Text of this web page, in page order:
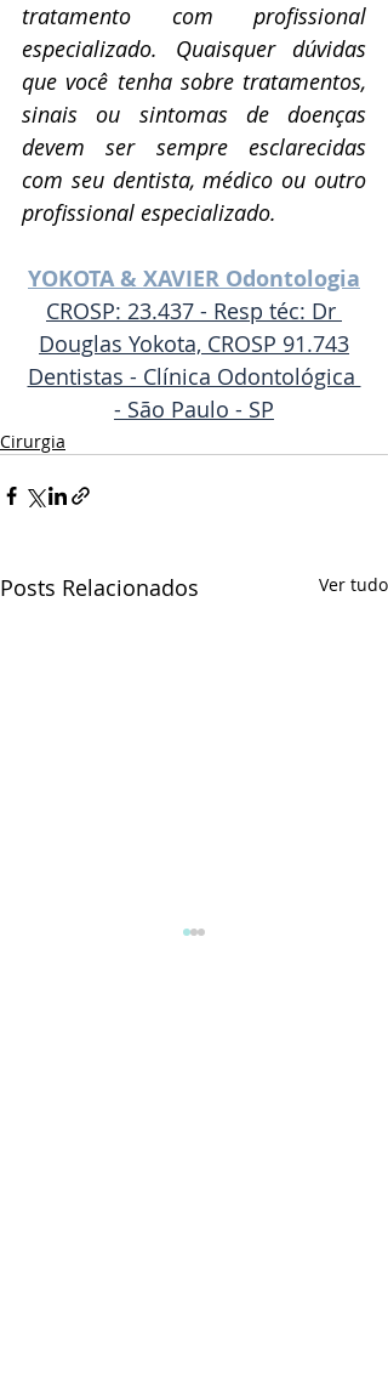
tratamento com profissional
especializado. Quaisquer dúvidas
que você tenha sobre tratamentos,
sinais ou sintomas de doenças
devem ser sempre esclarecidas
com seu dentista, médico ou outro
profissional especializado.
YOKOTA & XAVIER Odontologia
CROSP: 23.437 - Resp téc: Dr
Douglas Yokota, CROSP 91.743
Dentistas - Clínica Odontológica
- São Paulo - SP
Cirurgia
Posts Relacionados Ver tudo